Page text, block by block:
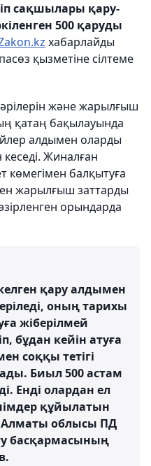
сақшылары қару-
500 қаруды
хабарлайды
қызметіне сілтеме
және жарылғыш
қатаң бақылауында
алдымен оларды
Жиналған
көмегімен балқытуға
жарылғыш заттарды
орындарда
қару алдымен
оның тарихы
жіберілмей
бұдан кейін атуға
соққы тетігі
Биыл 500 астам
Енді олардан ел
құйылатын
Алматы облысы ПД
басқармасының